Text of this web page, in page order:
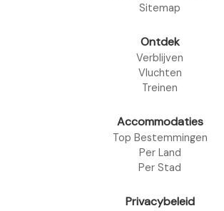
Sitemap
Ontdek
Verblijven
Vluchten
Treinen
Accommodaties
Top Bestemmingen
Per Land
Per Stad
Privacybeleid